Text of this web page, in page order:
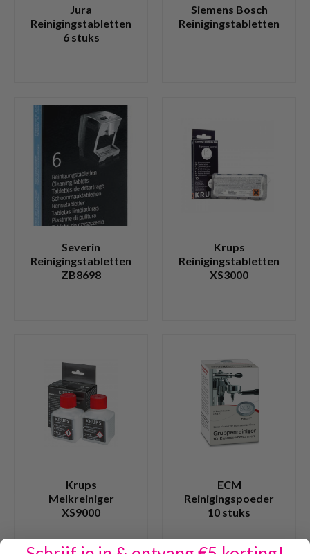
Jura
Reinigingstabletten
6 stuks
Siemens Bosch
Reinigingstabletten
Severin
Reinigingstabletten
ZB8698
Krups
Reinigingstabletten
XS3000
Krups
Melkreiniger
XS9000
ECM
Reinigingspoeder
10 stuks